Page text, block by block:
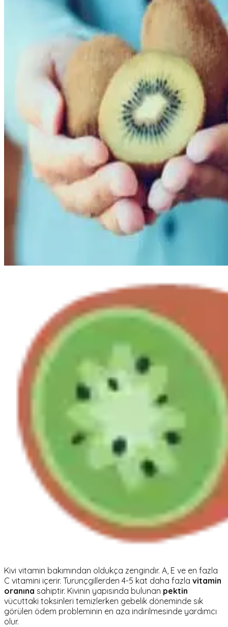
Kivi vitamin bakımından oldukça zengindir. A, E ve en fazla
C vitamini içerir. Turunçgillerden 4-5 kat daha fazla vitamin
oranına sahiptir. Kivinin yapısında bulunan pektin
vücuttaki toksinleri temizlerken gebelik döneminde sık
görülen ödem probleminin en aza indirilmesinde yardımcı
olur.